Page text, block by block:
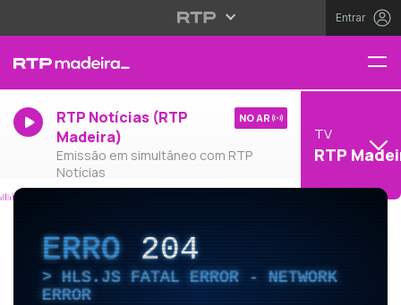
Entrar
RTP Notícias (RTP
Madeira)
Emissão em simultâneo com RTP
Notícias
NO AR
TV
RTP
ERRO204
HLS.JS FATAL ERROR - NETWORK
ERROR